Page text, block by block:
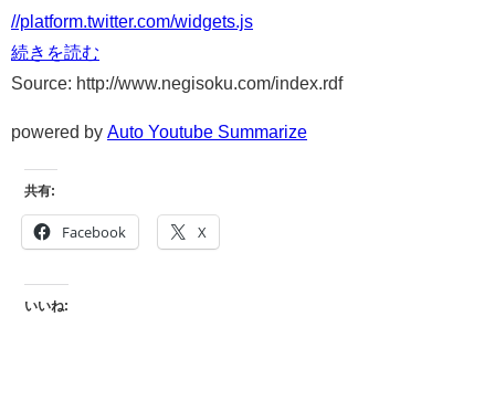
//platform.twitter.com/widgets.js
続きを読む
Source: http://www.negisoku.com/index.rdf
powered by Auto Youtube Summarize
共有:
Facebook X
いいね: